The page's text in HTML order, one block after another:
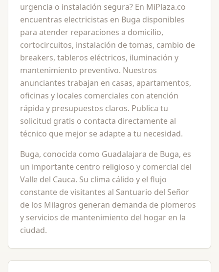
urgencia o instalación segura? En MiPlaza.co
encuentras electricistas en Buga disponibles
para atender reparaciones a domicilio,
cortocircuitos, instalación de tomas, cambio de
breakers, tableros eléctricos, iluminación y
mantenimiento preventivo. Nuestros
anunciantes trabajan en casas, apartamentos,
oficinas y locales comerciales con atención
rápida y presupuestos claros. Publica tu
solicitud gratis o contacta directamente al
técnico que mejor se adapte a tu necesidad.
Buga, conocida como Guadalajara de Buga, es
un importante centro religioso y comercial del
Valle del Cauca. Su clima cálido y el flujo
constante de visitantes al Santuario del Señor
de los Milagros generan demanda de plomeros
y servicios de mantenimiento del hogar en la
ciudad.